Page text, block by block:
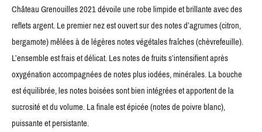
Château Grenouilles 2021 dévoile une robe limpide et brillante avec des
reflets argent. Le premier nez est ouvert sur des notes d’agrumes (citron,
bergamote) mêlées à de légères notes végétales fraîches (chèvrefeuille).
L’ensemble est frais et délicat. Les notes de fruits s’intensifient après
oxygénation accompagnées de notes plus iodées, minérales. La bouche
est équilibrée, les notes boisées sont bien intégrées et apportent de la
sucrosité et du volume. La finale est épicée (notes de poivre blanc),
puissante et persistante.